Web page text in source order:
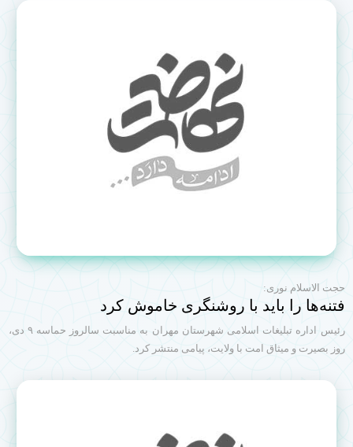
حجت الاسلام نوری:
فتنه‌ها را باید با روشنگری خاموش کرد
رئیس اداره تبلیغات اسلامی شهرستان مهران به مناسبت سالروز حماسه ۹ دی،
روز بصیرت و میثاق امت با ولایت، پیامی منتشر کرد.